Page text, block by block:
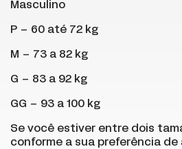
Masculino
P – 60 até 72 kg
M – 73 a 82 kg
G – 83 a 92 kg
GG – 93 a 100 kg
Se você estiver entre dois
conforme a sua preferência